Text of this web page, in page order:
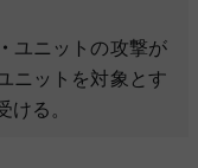
ユニットの攻撃が
ニットを対象とす
る。